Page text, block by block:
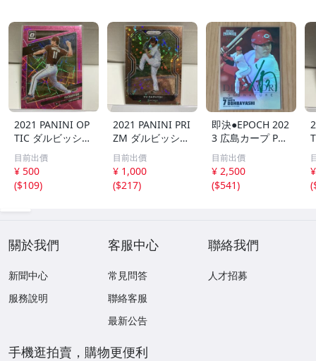
2021 PANINI OP
TIC ダルビッシュ
有 249枚限定
シリアルカード
パドレス
目前出價
¥ 500
($109)
2021 PANINI PRI
ZM ダルビッシュ
有 40枚限定
シリアルカード
パドレス
目前出價
¥ 1,000
($217)
即決●EPOCH 202
3 広島カープ PRE
MIER EDITION
堂林翔太 /5枚限
定 デコモリ緑箔
サインカード #D
目前出價
¥ 2,500
($541)
(
關於我們
新聞中心
服務說明
客服中心
常見問答
聯絡客服
最新公告
聯絡我們
人才招募
手機逛拍賣，購物更便利